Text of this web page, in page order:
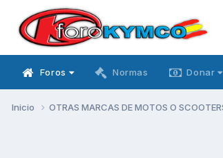
Foros Normas Donar
Inicio OTRAS MARCAS DE MOTOS O